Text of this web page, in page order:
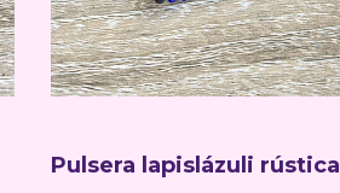
Pulsera lapislázuli rústica